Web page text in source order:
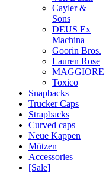
Cayler &
Sons
DEUS Ex
Machina
Goorin Bros.
Lauren Rose
MAGGIORE
Toxico
Snapbacks
Trucker Caps
Strapbacks
Curved caps
Neue Kappen
Mützen
Accessories
[Sale]